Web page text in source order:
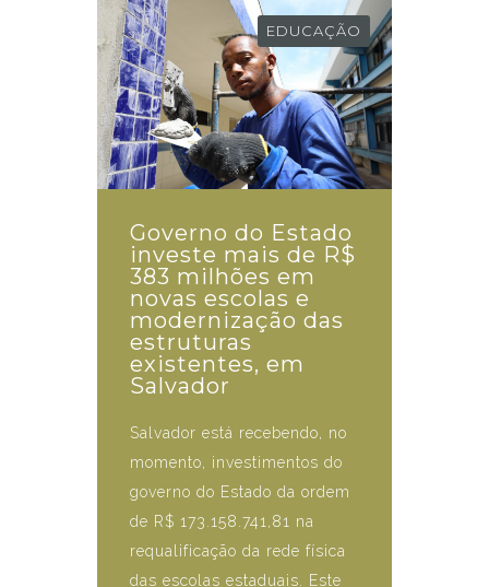
EDUCAÇÃO
Governo do Estado
investe mais de R$
383 milhões em
novas escolas e
modernização das
estruturas
existentes, em
Salvador
Salvador está recebendo, no
momento, investimentos do
governo do Estado da ordem
de R$ 173.158.741,81 na
requalificação da rede física
das escolas estaduais. Este